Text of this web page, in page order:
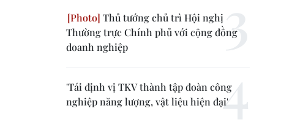
Thủ tướng chủ trì Hội nghị
Thường trực Chính phủ với cộng đồng
doanh nghiệp
'Tái định vị TKV thành tập đoàn công
nghiệp năng lượng, vật liệu hiện đại'